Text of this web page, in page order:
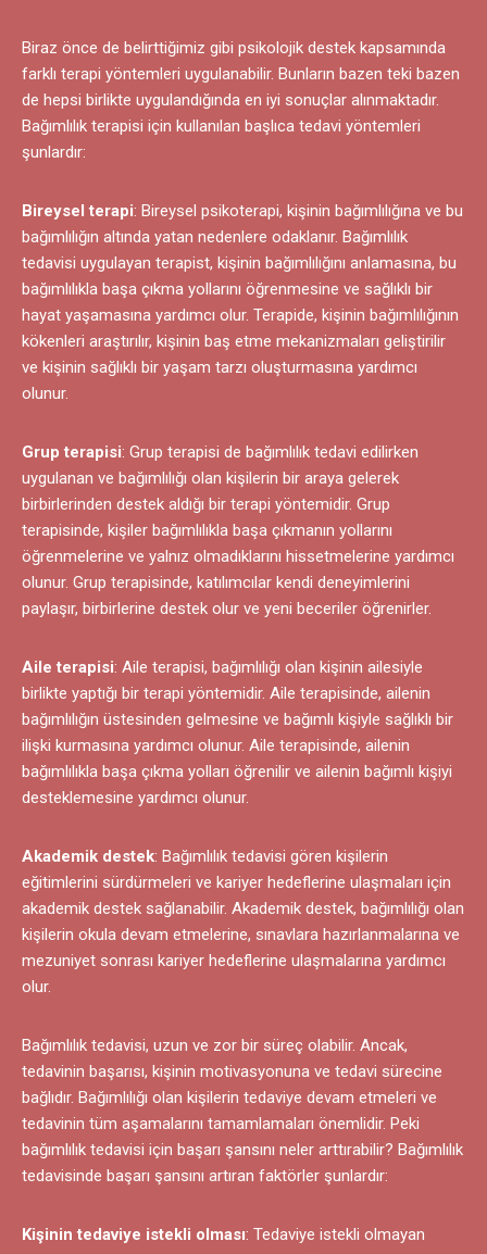
Biraz önce de belirttiğimiz gibi psikolojik destek kapsamında
farklı terapi yöntemleri uygulanabilir. Bunların bazen teki bazen
de hepsi birlikte uygulandığında en iyi sonuçlar alınmaktadır.
Bağımlılık terapisi için kullanılan başlıca tedavi yöntemleri
şunlardır:
Bireysel terapi: Bireysel psikoterapi, kişinin bağımlılığına ve bu
bağımlılığın altında yatan nedenlere odaklanır. Bağımlılık
tedavisi uygulayan terapist, kişinin bağımlılığını anlamasına, bu
bağımlılıkla başa çıkma yollarını öğrenmesine ve sağlıklı bir
hayat yaşamasına yardımcı olur. Terapide, kişinin bağımlılığının
kökenleri araştırılır, kişinin baş etme mekanizmaları geliştirilir
ve kişinin sağlıklı bir yaşam tarzı oluşturmasına yardımcı
olunur.
Grup terapisi: Grup terapisi de bağımlılık tedavi edilirken
uygulanan ve bağımlılığı olan kişilerin bir araya gelerek
birbirlerinden destek aldığı bir terapi yöntemidir. Grup
terapisinde, kişiler bağımlılıkla başa çıkmanın yollarını
öğrenmelerine ve yalnız olmadıklarını hissetmelerine yardımcı
olunur. Grup terapisinde, katılımcılar kendi deneyimlerini
paylaşır, birbirlerine destek olur ve yeni beceriler öğrenirler.
Aile terapisi: Aile terapisi, bağımlılığı olan kişinin ailesiyle
birlikte yaptığı bir terapi yöntemidir. Aile terapisinde, ailenin
bağımlılığın üstesinden gelmesine ve bağımlı kişiyle sağlıklı bir
ilişki kurmasına yardımcı olunur. Aile terapisinde, ailenin
bağımlılıkla başa çıkma yolları öğrenilir ve ailenin bağımlı kişiyi
desteklemesine yardımcı olunur.
Akademik destek: Bağımlılık tedavisi gören kişilerin
eğitimlerini sürdürmeleri ve kariyer hedeflerine ulaşmaları için
akademik destek sağlanabilir. Akademik destek, bağımlılığı olan
kişilerin okula devam etmelerine, sınavlara hazırlanmalarına ve
mezuniyet sonrası kariyer hedeflerine ulaşmalarına yardımcı
olur.
Bağımlılık tedavisi, uzun ve zor bir süreç olabilir. Ancak,
tedavinin başarısı, kişinin motivasyonuna ve tedavi sürecine
bağlıdır. Bağımlılığı olan kişilerin tedaviye devam etmeleri ve
tedavinin tüm aşamalarını tamamlamaları önemlidir. Peki
bağımlılık tedavisi için başarı şansını neler arttırabilir? Bağımlılık
tedavisinde başarı şansını artıran faktörler şunlardır:
Kişinin tedaviye istekli olması: Tedaviye istekli olmayan